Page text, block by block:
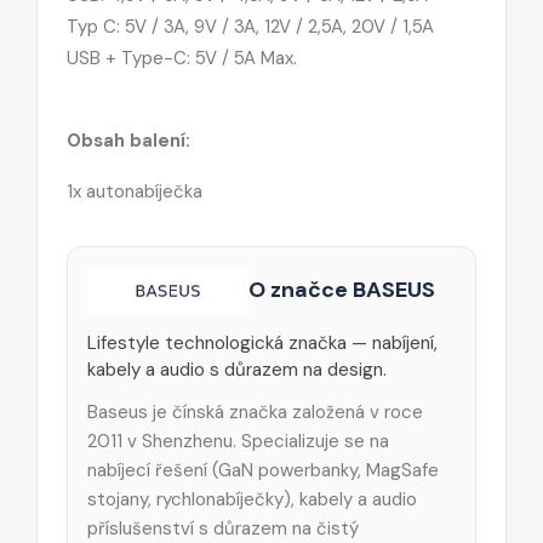
Typ C: 5V / 3A, 9V / 3A, 12V / 2,5A, 20V / 1,5A
USB + Type-C: 5V / 5A Max.
Obsah balení:
1x autonabíječka
O značce BASEUS
Lifestyle technologická značka — nabíjení,
kabely a audio s důrazem na design.
Baseus je čínská značka založená v roce
2011 v Shenzhenu. Specializuje se na
nabíjecí řešení (GaN powerbanky, MagSafe
stojany, rychlonabíječky), kabely a audio
příslušenství s důrazem na čistý